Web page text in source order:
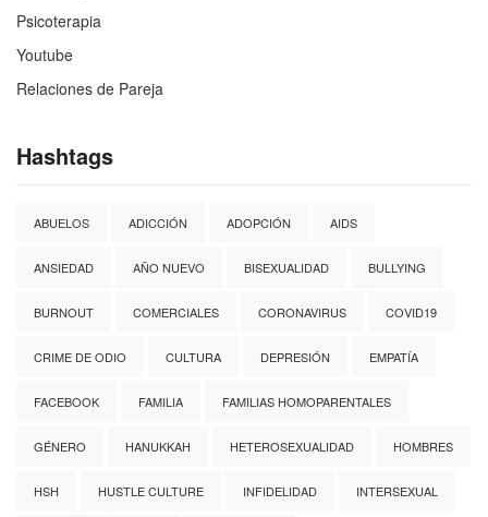
Psicoterapia
Youtube
Relaciones de Pareja
Hashtags
ABUELOS ADICCIÓN ADOPCIÓN AIDS
ANSIEDAD AÑO NUEVO BISEXUALIDAD BULLYING
BURNOUT COMERCIALES CORONAVIRUS COVID19
CRIME DE ODIO CULTURA DEPRESIÓN EMPATÍA
FACEBOOK FAMILIA FAMILIAS HOMOPARENTALES
GÉNERO HANUKKAH HETEROSEXUALIDAD HOMBRES
HSH HUSTLE CULTURE INFIDELIDAD INTERSEXUAL